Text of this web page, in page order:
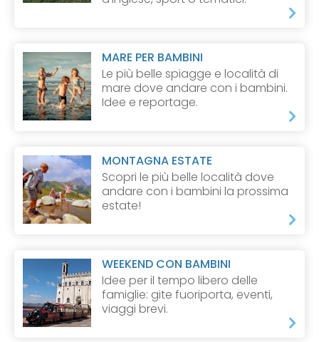
MARE PER BAMBINI
Le più belle spiagge e località di
mare dove andare con i bambini.
Idee e reportage.
MONTAGNA ESTATE
Scopri le più belle località dove
andare con i bambini la prossima
estate!
WEEKEND CON BAMBINI
Idee per il tempo libero delle
famiglie: gite fuoriporta, eventi,
viaggi brevi.